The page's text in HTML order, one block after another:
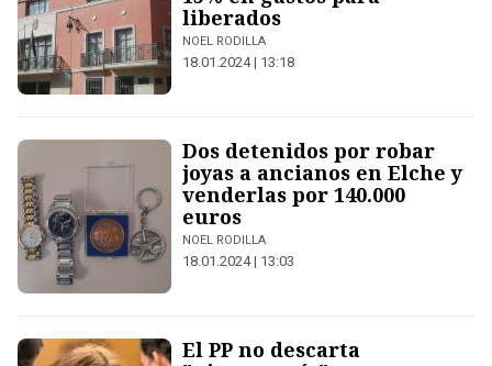
liberados
NOEL RODILLA
18.01.2024 | 13:18
Dos detenidos por robar
joyas a ancianos en Elche y
venderlas por 140.000
euros
NOEL RODILLA
18.01.2024 | 13:03
El PP no descarta